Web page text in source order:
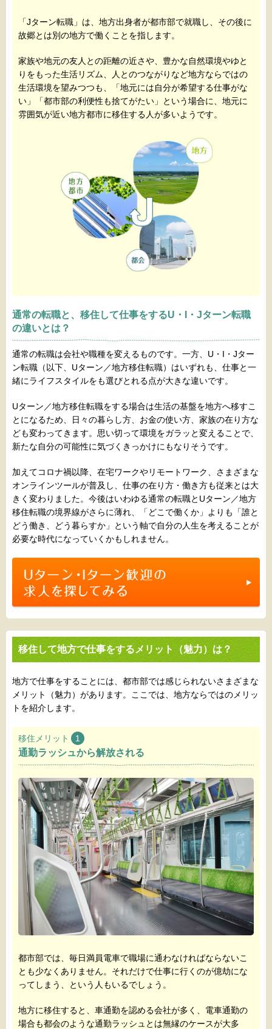
「Jターン転職」は、地方出身者が都市部で就職し、その後に
故郷とは別の地方で働くことを指します。
家族や地元の友人との距離の近さや、豊かな自然環境やゆと
りをもった生活リズム、人とのつながりなど地方ならではの
生活環境を望みつつも、「地元には自分が希望する仕事がな
い」「都市部の利便性も捨てがたい」という場合に、地元に
雰囲気が近い地方都市に移住する人が多いようです。
通常の転職と、移住して仕事をするU・I・Jターン転職
の違いとは？
通常の転職は会社や職種を変えるものです。一方、U・I・Jター
ン転職（以下、Uターン／地方移住転職）はいずれも、仕事と一
緒にライフスタイルをも選びとれる点が大きな違いです。
Uターン／地方移住転職をする場合は生活の基盤を地方へ移すこ
とになるため、日々の暮らし方、お金の使い方、家族の在り方な
ども変わってきます。思い切って環境をガラッと変えることで、
新たな自分の可能性に気づくきっかけにもなりそうです。
加えてコロナ禍以降、在宅ワークやリモートワーク、さまざまな
オンラインツールが普及し、仕事の在り方・働き方も従来とは大
きく変わりました。今後はいわゆる通常の転職とUターン／地方
移住転職の境界線がさらに薄れ、「どこで働くか」よりも「誰と
どう働き、どう暮らすか」という軸で自分の人生を考えることが
必要な時代になっていくかもしれません。
移住して地方で仕事をするメリット（魅力）は？
地方で仕事をすることには、都市部では感じられないさまざまな
メリット（魅力）があります。ここでは、地方ならではのメリッ
トを紹介します。
移住メリット 1
通勤ラッシュから解放される
都市部では、毎日満員電車で職場に通わなければならないこ
とも少なくありません。それだけで仕事に行くのが億劫にな
ってしまう、という人もいるでしょう。
地方に移住すると、車通勤を認める会社が多く、電車通勤の
場合も都会のような通勤ラッシュとは無縁のケースが大多